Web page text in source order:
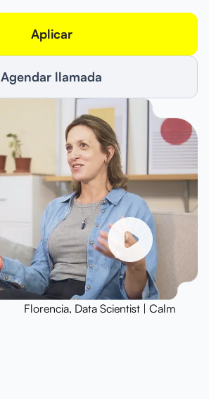
Aplicar
Agendar llamada
Florencia, Data Scientist | Calm